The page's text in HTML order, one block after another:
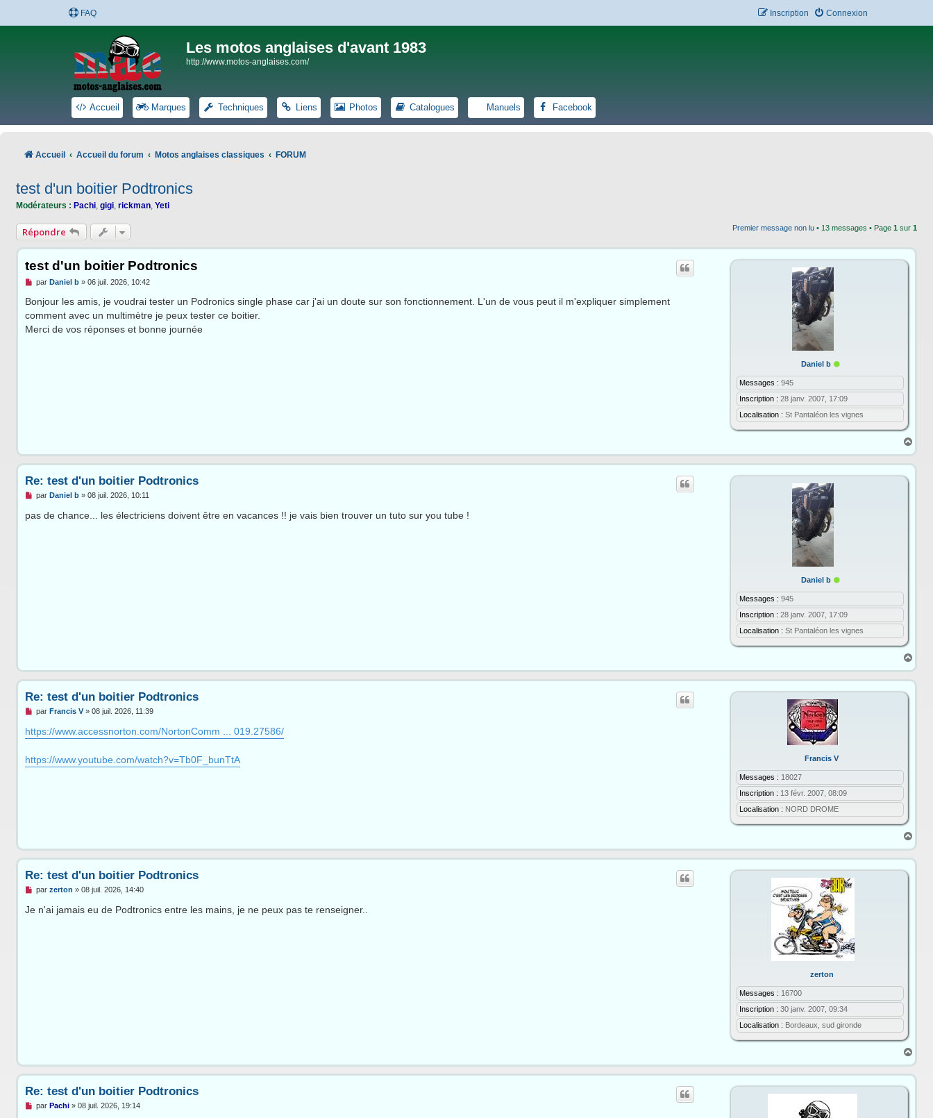
FAQ Connexion
Inscription
Les motos anglaises d'avant 1983
http://www.motos-anglaises.com/
Accueil Marques Techniques Liens Photos Catalogues Manuels Facebook
Accueil Accueil du forum Motos anglaises classiques FORUM
test d'un boitier Podtronics
Modérateurs : Pachi, gigi, rickman, Yeti
Répondre Premier message non lu • 13 messages • Page 1 sur 1
Daniel b
i
g
n
e
Messages : 945
Inscription : 28 janv. 2007, 17:09
Localisation : St Pantaléon les vignes
test d'un boitier Podtronics
M
s
a
g
e
par Daniel b» 06 juil. 2026, 10:42
Bonjour les amis, je voudrai tester un Podronics single phase car j'ai un doute sur son fonctionnement. L'un de vous peut il m'expliquer simplement
comment avec un multimètre je peux tester ce boitier.
Merci de vos réponses et bonne journée
a
t
Daniel b
i
g
n
e
Messages : 945
Inscription : 28 janv. 2007, 17:09
Localisation : St Pantaléon les vignes
Re: test d'un boitier Podtronics
M
s
s
par Daniel b» 08 juil. 2026, 10:11
pas de chance... les électriciens doivent être en vacances !! je vais bien trouver un tuto sur you tube !
a
t
Francis V
Messages : 18027
Inscription : 13 févr. 2007, 08:09
Localisation : NORD DROME
Re: test d'un boitier Podtronics
M
s
s
g
e
par Francis V» 08 juil. 2026, 11:39
https://www.accessnorton.com/NortonComm ... 019.27586/
https://www.youtube.com/watch?v=Tb0F_bunTtA
a
t
zerton
Messages : 16700
Inscription : 30 janv. 2007, 09:34
Localisation : Bordeaux, sud gironde
Re: test d'un boitier Podtronics
M
s
s
par zerton » 08 juil. 2026, 14:40
Je n'ai jamais eu de Podtronics entre les mains, je ne peux pas te renseigner..
a
t
Re: test d'un boitier Podtronics
M
par Pachi» 08 juil. 2026, 19:14